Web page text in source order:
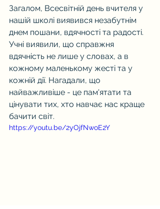
Загалом, Всесвітній день вчителя у
нашій школі виявився незабутнім
днем пошани, вдячності та радості.
Учні виявили, що справжня
вдячність не лише у словах, а в
кожному маленькому жесті та у
кожній дії. Нагадали, що
найважливіше - це пам'ятати та
цінувати тих, хто навчає нас краще
бачити світ.
https://youtu.be/2yOjfNwoE2Y